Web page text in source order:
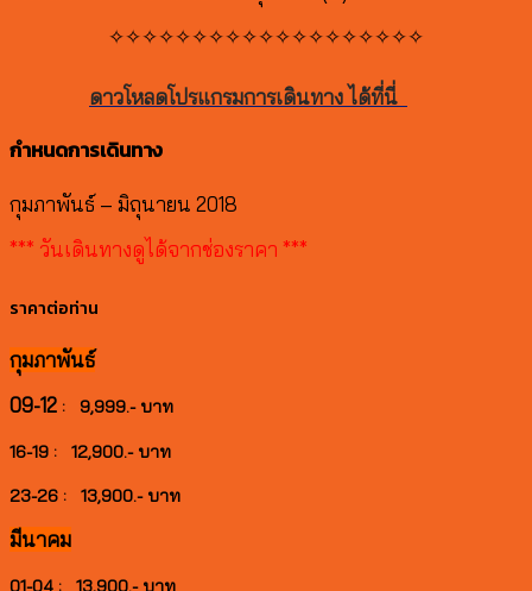
✧✧✧✧✧✧✧✧✧✧✧✧✧✧✧✧✧✧✧
ดาวโหลดโปรแกรมการเดินทาง ได้ที่นี่
กำหนดการเดินทาง
กุมภาพันธ์ – มิถุนายน 2018
*** วันเดินทางดูได้จากช่องราคา ***
ราคาต่อท่าน
กุมภาพันธ์
09-12 : 9,999.- บาท
16-19 : 12,900.- บาท
23-26 : 13,900.- บาท
มีนาคม
01-04 : 13,900.- บาท